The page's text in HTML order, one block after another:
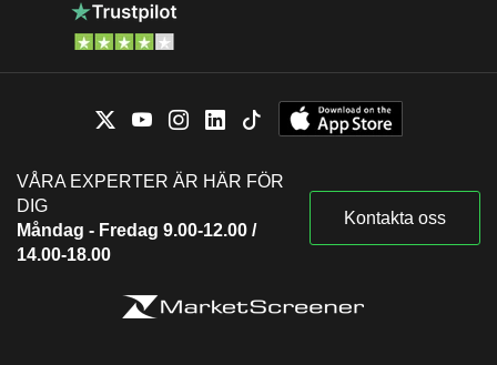
VÅRA EXPERTER ÄR HÄR FÖR
DIG
Måndag - Fredag 9.00-12.00 /
14.00-18.00
Kontakta oss